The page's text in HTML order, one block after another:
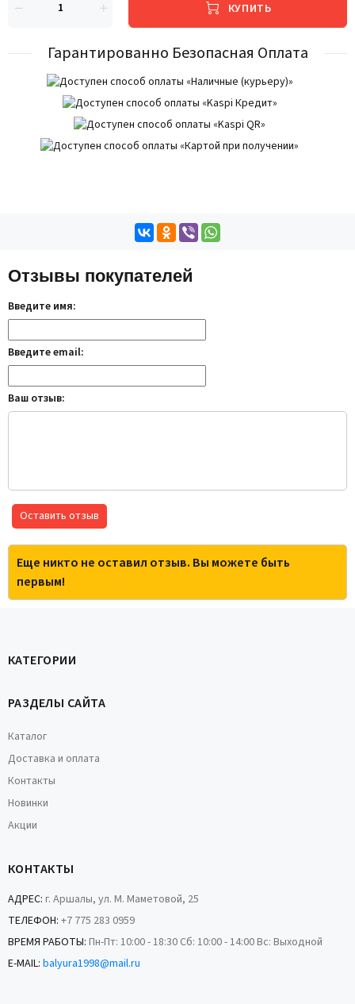
КУПИТЬ
Гарантированно Безопасная Оплата
Отзывы покупателей
Введите имя:
Введите email:
Ваш отзыв:
Оставить отзыв
Еще никто не оставил отзыв. Вы можете быть
первым!
КАТЕГОРИИ
РАЗДЕЛЫ САЙТА
Каталог
Доставка и оплата
Контакты
Новинки
Акции
КОНТАКТЫ
АДРЕС: г. Аршалы, ул. М. Маметовой, 25
ТЕЛЕФОН: +7 775 283 0959
ВРЕМЯ РАБОТЫ: Пн-Пт: 10:00 - 18:30 Сб: 10:00 - 14:00 Вс: Выходной
E-MAIL: balyura1998@mail.ru